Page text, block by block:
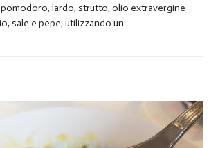
lardo, strutto, olio extravergine
sale e pepe, utilizzando un